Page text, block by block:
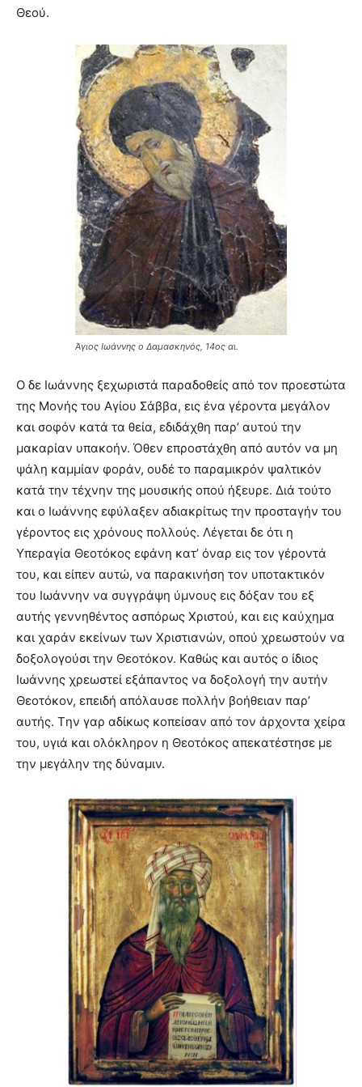
Θεού.
Άγιος Ιωάννης ο Δαμασκηνός, 14ος αι.
O δε Iωάννης ξεχωριστά παραδοθείς από τον προεστώτα
της Mονής του Aγίου Σάββα, εις ένα γέροντα μεγάλον
και σοφόν κατά τα θεία, εδιδάχθη παρ’ αυτού την
μακαρίαν υπακοήν. Όθεν επροστάχθη από αυτόν να μη
ψάλη καμμίαν φοράν, ουδέ το παραμικρόν ψαλτικόν
κατά την τέχνην της μουσικής οπού ήξευρε. Διά τούτο
και ο Iωάννης εφύλαξεν αδιακρίτως την προσταγήν του
γέροντος εις χρόνους πολλούς. Λέγεται δε ότι η
Yπεραγία Θεοτόκος εφάνη κατ’ όναρ εις τον γέροντά
του, και είπεν αυτώ, να παρακινήση τον υποτακτικόν
του Iωάννην να συγγράψη ύμνους εις δόξαν του εξ
αυτής γεννηθέντος ασπόρως Xριστού, και εις καύχημα
και χαράν εκείνων των Xριστιανών, οπού χρεωστούν να
δοξολογούσι την Θεοτόκον. Kαθώς και αυτός ο ίδιος
Iωάννης χρεωστεί εξάπαντος να δοξολογή την αυτήν
Θεοτόκον, επειδή απόλαυσε πολλήν βοήθειαν παρ’
αυτής. Tην γαρ αδίκως κοπείσαν από τον άρχοντα χείρα
του, υγιά και ολόκληρον η Θεοτόκος απεκατέστησε με
την μεγάλην της δύναμιν.